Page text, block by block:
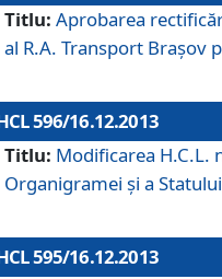
Titlu: Aprobarea
al R.A. Transport Braşov
596/16.12.2013
Titlu: Modificarea H.C.L.
Organigramei şi a
595/16.12.2013